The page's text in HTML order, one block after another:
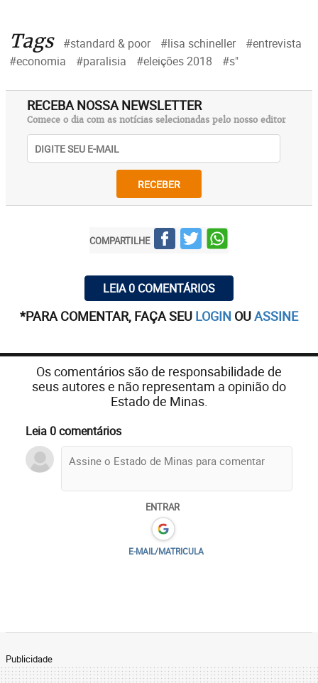
Tags #standard & poor #lisa schineller
#entrevista
#economia
#paralisia #eleições 2018 #s"
RECEBA NOSSA NEWSLETTER
Comece o dia com as notícias selecionadas pelo nosso editor
RECEBER
COMPARTILHE
LEIA 0 COMENTÁRIOS
*PARA COMENTAR, FAÇA SEU LOGIN OUASSINE
Os comentários são de responsabilidade de
seus autores e não representam a opinião do
Estado de Minas.
Leia 0 comentários
ENTRAR
E-MAIL/MATRICULA
Publicidade